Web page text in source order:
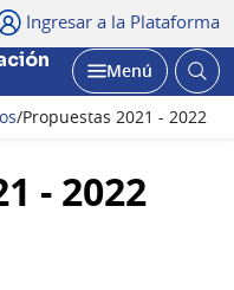
Ingresar a la Plataforma
Abrir
Menú
/Propuestas 2021 - 2022
- 2022